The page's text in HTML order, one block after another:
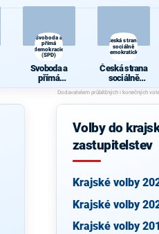
Svoboda a
přímá
demokracie
(SPD)
Svoboda a
přímá
demokracie
(SPD)
Česká strana
sociálně
demokratická
Česká strana
sociálně
demokratická
Volby do
zastupitelstev
Krajské volby
Krajské volby
Krajské volby